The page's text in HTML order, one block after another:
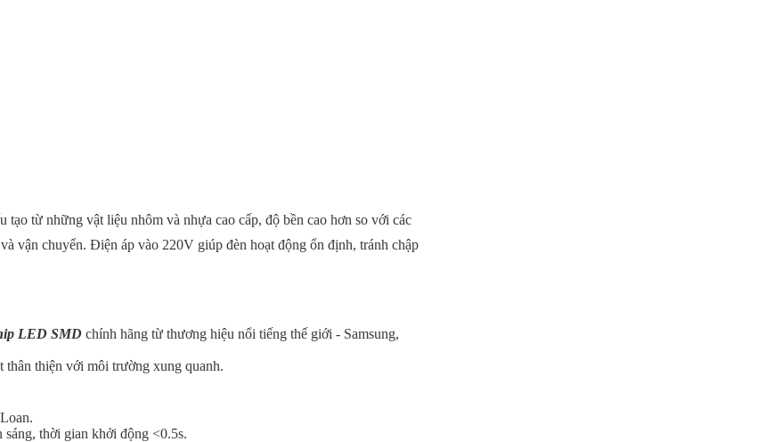
tạo từ những vật liệu nhôm và nhựa cao cấp, độ bền cao hơn so với các
vận chuyển. Điện áp vào 220V giúp đèn hoạt động ổn định, tránh chập
LED SMD chính hãng từ thương hiệu nổi tiếng thế giới - Samsung,
thân thiện với môi trường xung quanh.
thời gian khởi động <0.5s.